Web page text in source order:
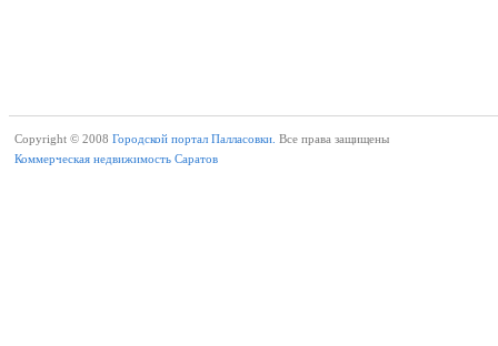
Copyright © 2008 Городской портал Палласовки. Все права защищены
Коммерческая недвижимость Саратов